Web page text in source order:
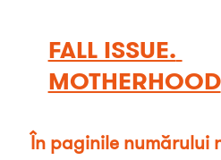
FALL ISSUE.
MOTHERHOOD
În paginile numărului